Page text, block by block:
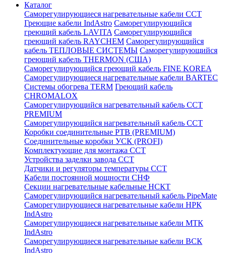
Каталог
Саморегулирующиеся нагревательные кабели ССТ
Греющие кабели IndAstro Саморегулирующийся
греющий кабель LAVITA Саморегулирующийся
греющий кабель RAYCHEM Саморегулирующийся
кабель ТЕПЛОВЫЕ СИСТЕМЫ Саморегулирующийся
греющий кабель THERMON (США)
Саморегулирующийся греющий кабель FINE KOREA
Саморегулирующиеся нагревательные кабели BARTEC
Системы обогрева TERM Греющий кабель
CHROMALOX
Саморегулирующийся нагревательный кабель ССТ
PREMIUM
Саморегулирующийся нагревательный кабель ССТ
Коробки соединительные РТВ (PREMIUM)
Соединительные коробки УСК (PROFI)
Комплектующие для монтажа ССТ
Устройства заделки завода ССТ
Датчики и регуляторы температуры ССТ
Кабели постоянной мощности СНФ
Секции нагревательные кабельные НСКТ
Саморегулирующийся нагревательный кабель PipeMate
Саморегулирующиеся нагревательные кабели НРК
IndAstro
Саморегулирующиеся нагревательные кабели МТК
IndAstro
Саморегулирующиеся нагревательные кабели ВСК
IndAstro